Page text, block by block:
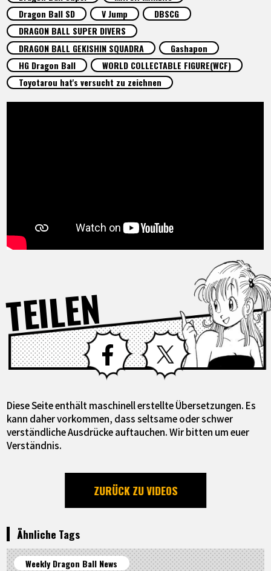
INFOS
LANGUAGE
JP
EN FR DE ES
Dragon Ball SD
V Jump
DBSCG
DRAGON BALL SUPER DIVERS
DRAGON BALL GEKISHIN SQUADRA
Gashapon
HG Dragon Ball
WORLD COLLECTABLE FIGURE(WCF)
Toyotarou hat's versucht zu zeichnen
TEILEN Facebook X
Diese Seite enthält maschinell erstellte Übersetzungen. Es
kann daher vorkommen, dass seltsame oder schwer
verständliche Ausdrücke auftauchen. Wir bitten um euer
Verständnis.
ZURÜCK ZU VIDEOS
Ähnliche Tags
Weekly Dragon Ball News